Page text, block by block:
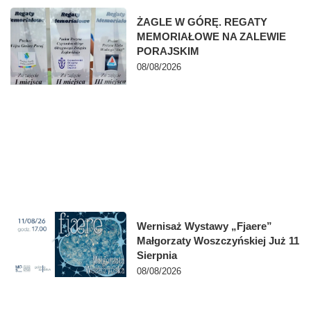
ŻAGLE W GÓRĘ. REGATY
MEMORIAŁOWE NA ZALEWIE
PORAJSKIM
08/08/2026
Wernisaż Wystawy „Fjaere”
Małgorzaty Woszczyńskiej Już 11
Sierpnia
08/08/2026